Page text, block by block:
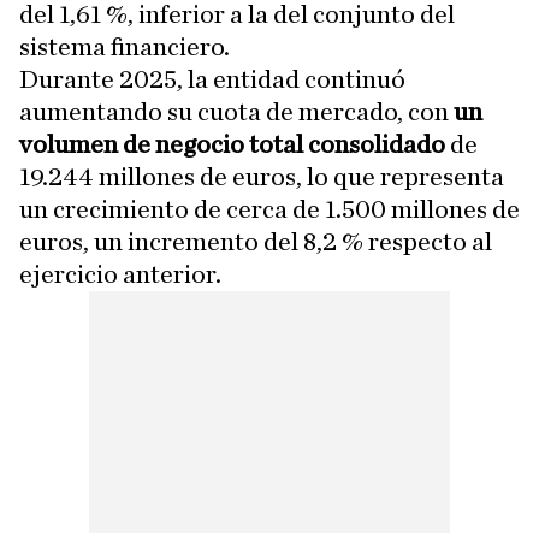
del 1,61 %, inferior a la del conjunto del
sistema financiero.
Durante 2025, la entidad continuó
aumentando su cuota de mercado, con un
volumen de negocio total consolidado de
19.244 millones de euros, lo que representa
un crecimiento de cerca de 1.500 millones de
euros, un incremento del 8,2 % respecto al
ejercicio anterior.